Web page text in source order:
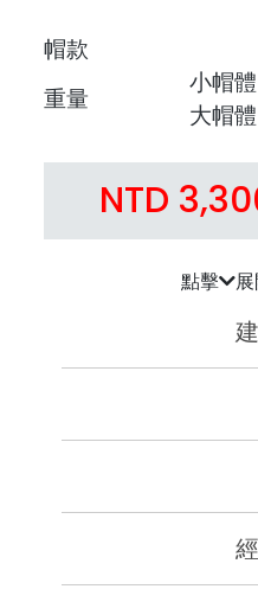
帽款
重量
小帽
大帽
NTD
點擊